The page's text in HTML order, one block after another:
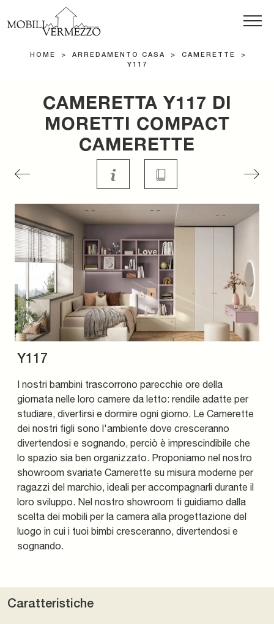
HOME > ARREDAMENTO CASA > CAMERETTE
>
Y117
CAMERETTA Y117 DI
MORETTI COMPACT
CAMERETTE
Y117
I nostri bambini trascorrono parecchie ore della
giornata nelle loro camere da letto: rendile adatte per
studiare, divertirsi e dormire ogni giorno. Le Camerette
dei nostri figli sono l'ambiente dove cresceranno
divertendosi e sognando, perciò è imprescindibile che
lo spazio sia ben organizzato. Proponiamo nel nostro
showroom svariate Camerette su misura moderne per
ragazzi del marchio, ideali per accompagnarli durante il
loro sviluppo. Nel nostro showroom ti guidiamo dalla
scelta dei mobili per la camera alla progettazione del
luogo in cui i tuoi bimbi cresceranno, divertendosi e
sognando.
Caratteristiche